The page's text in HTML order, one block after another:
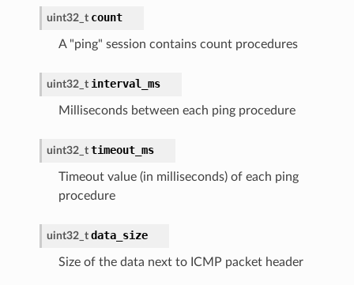
uint32_t count
A "ping" session contains count procedures
uint32_t interval_ms
Milliseconds between each ping procedure
uint32_t timeout_ms
Timeout value (in milliseconds) of each ping
procedure
uint32_t data_size
Size of the data next to ICMP packet header